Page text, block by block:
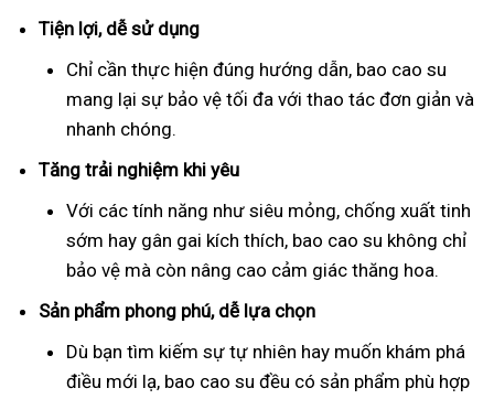
Tiện lợi, dễ sử dụng
Chỉ cần thực hiện đúng hướng dẫn, bao cao su
mang lại sự bảo vệ tối đa với thao tác đơn giản và
nhanh chóng.
Tăng trải nghiệm khi yêu
Với các tính năng như siêu mỏng, chống xuất tinh
sớm hay gân gai kích thích, bao cao su không chỉ
bảo vệ mà còn nâng cao cảm giác thăng hoa.
Sản phẩm phong phú, dễ lựa chọn
Dù bạn tìm kiếm sự tự nhiên hay muốn khám phá
điều mới lạ, bao cao su đều có sản phẩm phù hợp